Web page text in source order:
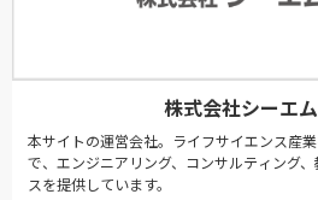
株式会社シーエ
本サイトの運営会社。ライフサイエンス産
で、エンジニアリング、コンサルティング
スを提供しています。